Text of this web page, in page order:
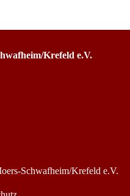
Krefeld e.V.
Schwafheim/Krefeld e.V.